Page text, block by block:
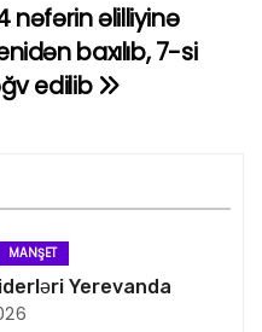
nəfərin əlilliyinə
baxılıb, 7-si
edilib
MANŞET
Yerevanda